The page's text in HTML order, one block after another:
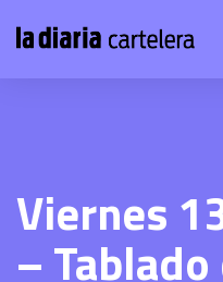
Viernes
–